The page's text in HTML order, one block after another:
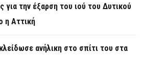
για την έξαρση του ιού του Δυτικού
η Αττική
ανήλικη στο σπίτι του στα